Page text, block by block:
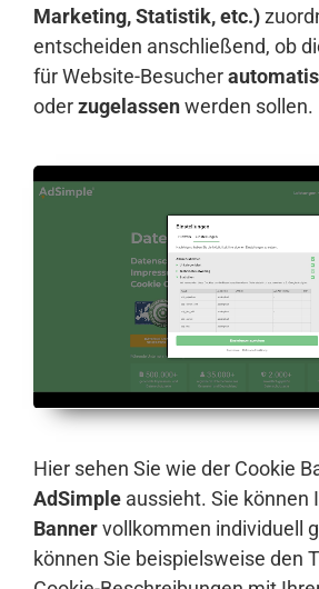
Marketing, Statistik, etc.)
entscheiden anschließend, ob
für Website-Besucher
oderzugelassenwerden sollen.
Hier sehen Sie wie der Cookie
AdSimple aussieht. Sie können
Bannervollkommen individuell
können Sie beispielsweise den